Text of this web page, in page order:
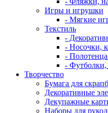
Игры и игрушки
- Мягкие
Текстиль
-
- Носочки,
-
- Футболки,
Творчество
Бумага для
Декоративные
Декупажные
Наборы для